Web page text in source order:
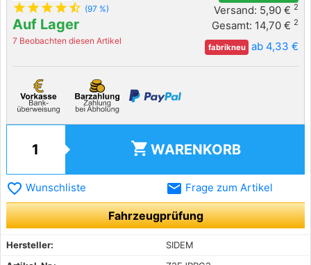
star star star star star_half (97 %)
Auf Lager
7 Beobachten diesen Artikel
Versand: 5,90 € 2
Gesamt: 14,70 € 2
fabrikneu ab 4,33 €
shopping_cart WARENKORB
favorite_border Wunschliste email Frage zum Artikel
Fahrzeugprüfung
Hersteller:
SIDEM